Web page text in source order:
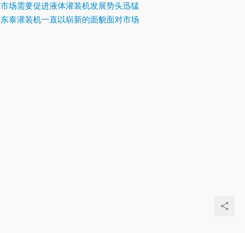
市场需要促进液体灌装机发展势头迅猛
东泰灌装机一直以崭新的面貌面对市场